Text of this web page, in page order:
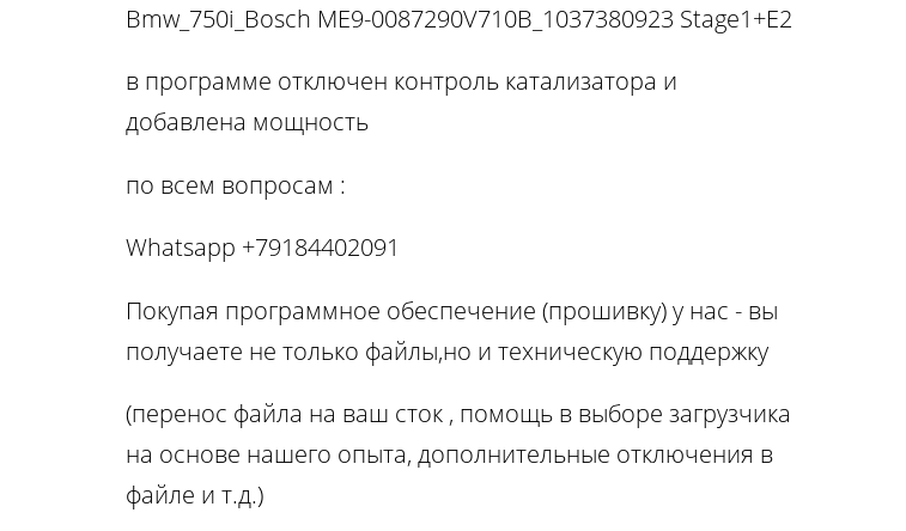
Bmw_750i_Bosch ME9-0087290V710B_1037380923 Stage1+E2
в программе отключен контроль катализатора и
добавлена мощность
по вcем вопросам :
Whatsapp +79184402091
Покупая программное обеспечение (прошивку) у нас - вы
получаете не только файлы,но и техническую поддержку
(перенос файла на ваш сток , помощь в выборе загрузчика
на основе нашего опыта, дополнительные отключения в
файле и т.д.)